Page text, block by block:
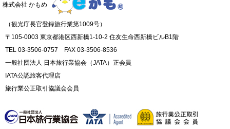
株式会社 かもめ
（観光庁長官登録旅行業第1009号）
〒105-0003 東京都港区西新橋1-10-2 住友生命西新橋ビルB1階
TEL 03-3506-0757 FAX 03-3506-8536
一般社団法人 日本旅行業協会（JATA）正会員
IATA公認旅客代理店
旅行業公正取引協議会会員